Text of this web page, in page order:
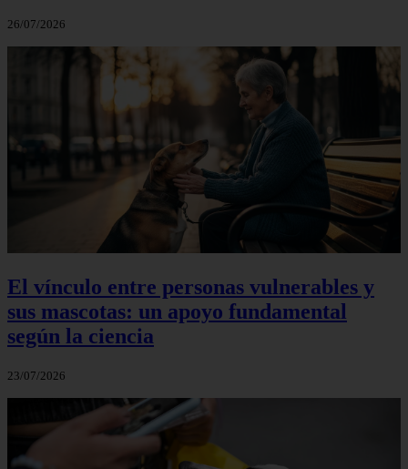
26/07/2026
El vínculo entre personas vulnerables y
sus mascotas: un apoyo fundamental
según la ciencia
23/07/2026